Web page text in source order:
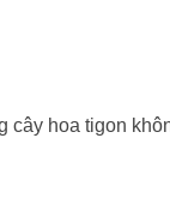
hoa tigon